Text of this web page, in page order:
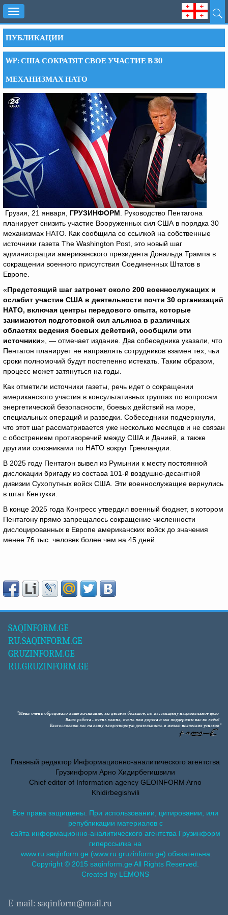
Toggle
navigation
ПУБЛИКАЦИИ
WP: США СОКРАТЯТ СВОЕ УЧАСТИЕ В 30
МЕХАНИЗМАХ НАТО
Грузия, 21 января, ГРУЗИНФОРМ . Руководство Пентагона
планирует снизить участие Вооруженных сил США в порядка 30
механизмах НАТО. Как сообщила со ссылкой на собственные
источники газета The Washington Post, это новый шаг
администрации американского президента Дональда Трампа в
сокращении военного присутствия Соединенных Штатов в
Европе.
«Предстоящий шаг затронет около 200 военнослужащих и
ослабит участие США в деятельности почти 30 организаций
НАТО, включая центры передового опыта, которые
занимаются подготовкой сил альянса в различных
областях ведения боевых действий, сообщили эти
источники», — отмечает издание. Два собеседника указали, что
Пентагон планирует не направлять сотрудников взамен тех, чьи
сроки полномочий будут постепенно истекать. Таким образом,
процесс может затянуться на годы.
Как отметили источники газеты, речь идет о сокращении
американского участия в консультативных группах по вопросам
энергетической безопасности, боевых действий на море,
специальных операций и разведки. Собеседники подчеркнули,
что этот шаг рассматривается уже несколько месяцев и не связан
с обострением противоречий между США и Данией, а также
другими союзниками по НАТО вокруг Гренландии.
В 2025 году Пентагон вывел из Румынии к месту постоянной
дислокации бригаду из состава 101-й воздушно-десантной
дивизии Сухопутных войск США. Эти военнослужащие вернулись
в штат Кентукки.
В конце 2025 года Конгресс утвердил военный бюджет, в котором
Пентагону прямо запрещалось сокращение численности
дислоцированных в Европе американских войск до значения
менее 76 тыс. человек более чем на 45 дней.
SAQINFORM.GE
RU.SAQINFORM.GE
GRUZINFORM.GE
RU.GRUZINFORM.GE
Главный редактор Информационно-аналитического агентства
Грузинформ Арно Хидирбегишвили
Chief editor of Information agency GEOINFORM Arno
Khidirbegishvili
Все права защищены. При использовании, цитировании, или
републикации материалов с
сайта информационно-аналитического агентства Грузинформ
гиперссылка на
www.ru.saqinform.ge (www.ru.gruzinform.ge) обязательна.
Copyright © 2015 saqinform.ge All Rights Reserved.
Created by LEMONS
E-mail: saqinform@mail.ru